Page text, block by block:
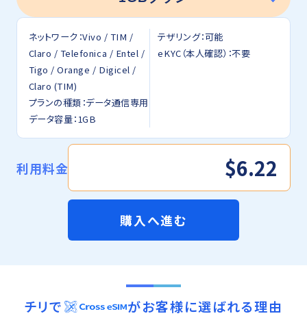
ネットワーク：Vivo / TIM /
Claro / Telefonica / Entel /
Tigo / Orange / Digicel /
Claro (TIM)
プランの種類：データ通信専用
データ容量：1GB
テザリング：可能
eKYC（本人確認）：不要
利用料金 $6.22
購入へ進む
チリで がお客様に選ばれる理由